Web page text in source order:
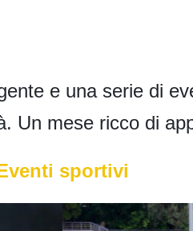
e una serie di
Un mese ricco di
sportivi